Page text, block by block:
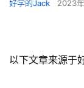
好学的Jack 2023
以下文章来源于